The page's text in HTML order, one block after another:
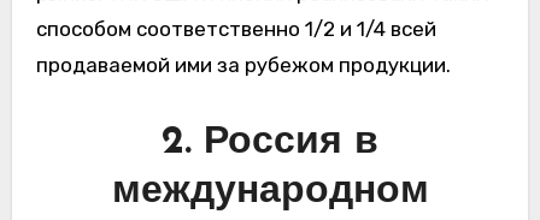
способом соответственно 1/2 и 1/4 всей
продаваемой ими за рубежом продукции.
2. Россия в
международном